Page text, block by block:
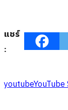
แชร์
:
youtube